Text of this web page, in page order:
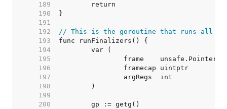
   189
   190
   191
   192
// This is the goroutine that runs all
   193
   194
   195
   196
   197
   198
   199
   200